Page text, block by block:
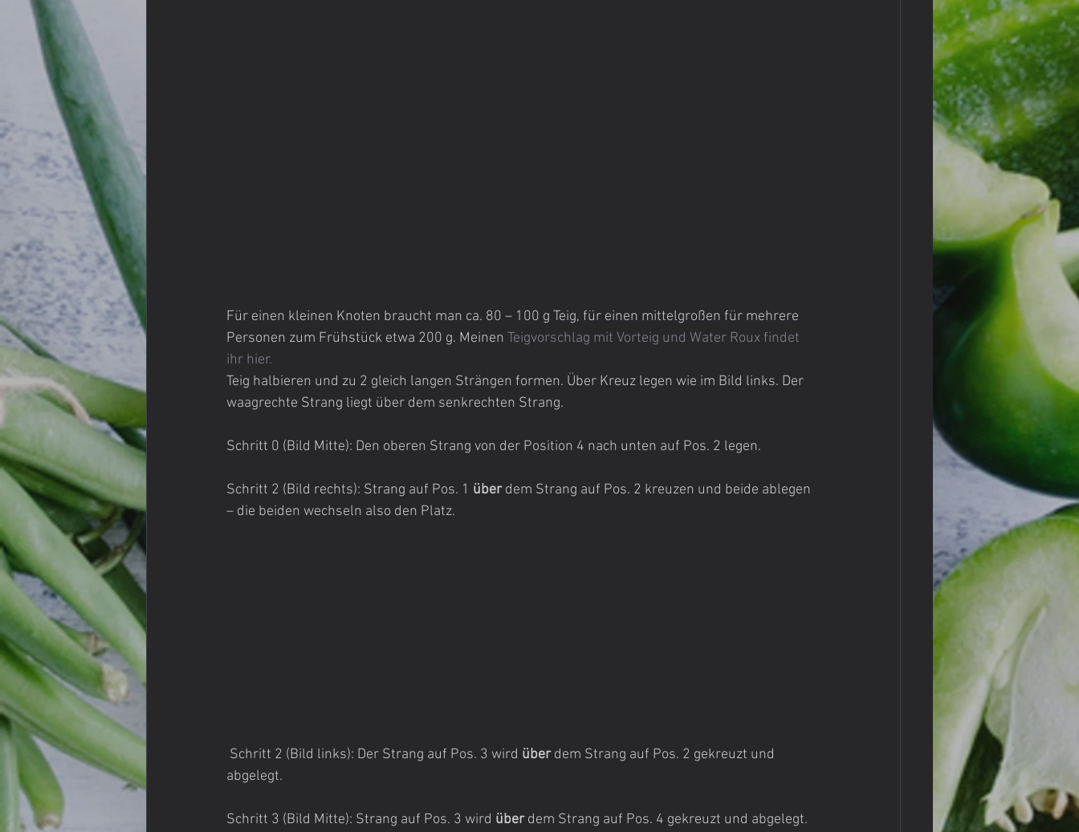
Für einen kleinen Knoten braucht man ca. 80 – 100 g Teig, für einen mittelgroßen für mehrere
Personen zum Frühstück etwa 200 g. Meinen Teigvorschlag mit Vorteig und Water Roux findet
ihr hier.
Teig halbieren und zu 2 gleich langen Strängen formen. Über Kreuz legen wie im Bild links. Der
waagrechte Strang liegt über dem senkrechten Strang.
Schritt 0 (Bild Mitte): Den oberen Strang von der Position 4 nach unten auf Pos. 2 legen.
Schritt 2 (Bild rechts): Strang auf Pos. 1 über dem Strang auf Pos. 2 kreuzen und beide ablegen
– die beiden wechseln also den Platz.
Schritt 2 (Bild links): Der Strang auf Pos. 3 wird über dem Strang auf Pos. 2 gekreuzt und
abgelegt.
Schritt 3 (Bild Mitte): Strang auf Pos. 3 wird über dem Strang auf Pos. 4 gekreuzt und abgelegt.